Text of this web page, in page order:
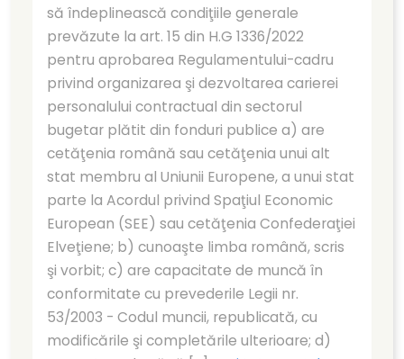
să îndeplinească condiţiile generale
prevăzute la art. 15 din H.G 1336/2022
pentru aprobarea Regulamentului-cadru
privind organizarea şi dezvoltarea carierei
personalului contractual din sectorul
bugetar plătit din fonduri publice a) are
cetăţenia română sau cetăţenia unui alt
stat membru al Uniunii Europene, a unui stat
parte la Acordul privind Spaţiul Economic
European (SEE) sau cetăţenia Confederaţiei
Elveţiene; b) cunoaşte limba română, scris
şi vorbit; c) are capacitate de muncă în
conformitate cu prevederile Legii nr.
53/2003 - Codul muncii, republicată, cu
modificările şi completările ulterioare; d)